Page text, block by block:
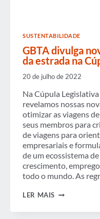
SUSTENTABILIDADE
GBTA divulga
da estrada na
20 de julho de 2022
Na Cúpula
revelamos nossas
otimizar as viagens
seus membros para
de viagens para
empresariais e
de um ecossistema
crescimento,
todo o mundo. As
LER MAIS GBTA